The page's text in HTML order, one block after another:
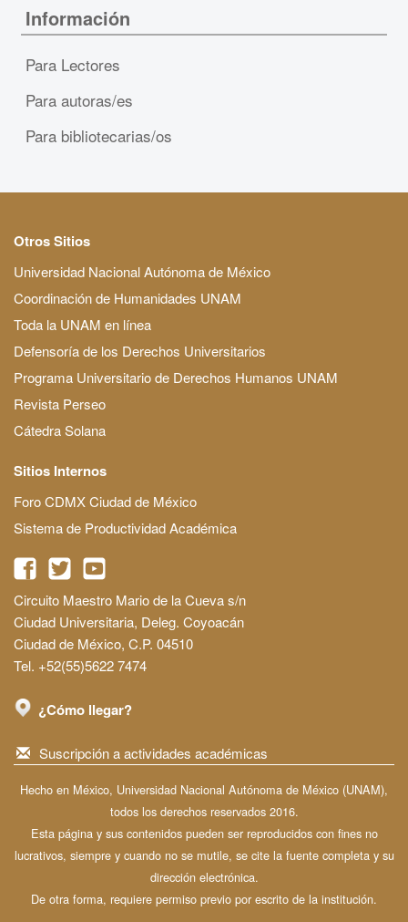
Información
Para Lectores
Para autoras/es
Para bibliotecarias/os
Otros Sitios
Universidad Nacional Autónoma de México
Coordinación de Humanidades UNAM
Toda la UNAM en línea
Defensoría de los Derechos Universitarios
Programa Universitario de Derechos Humanos UNAM
Revista Perseo
Cátedra Solana
Sitios Internos
Foro CDMX Ciudad de México
Sistema de Productividad Académica
Circuito Maestro Mario de la Cueva s/n
Ciudad Universitaria, Deleg. Coyoacán
Ciudad de México, C.P. 04510
Tel. +52(55)5622 7474
¿Cómo llegar?
Suscripción a actividades académicas
Hecho en México, Universidad Nacional Autónoma de México (UNAM),
todos los derechos reservados 2016.
Esta página y sus contenidos pueden ser reproducidos con fines no
lucrativos, siempre y cuando no se mutile, se cite la fuente completa y su
dirección electrónica.
De otra forma, requiere permiso previo por escrito de la institución.